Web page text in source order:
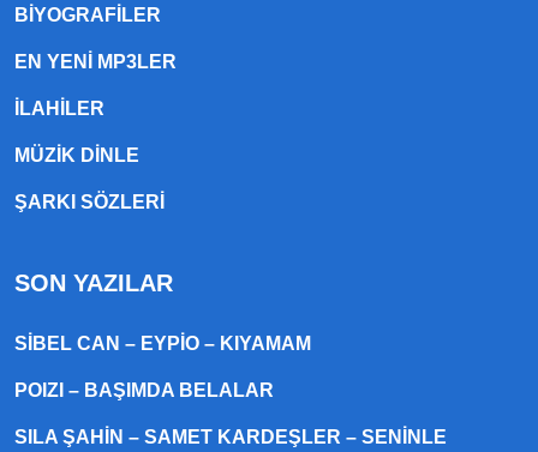
BIYOGRAFILER
EN YENI MP3LER
ILAHILER
MÜZIK DINLE
ŞARKI SÖZLERI
SON YAZILAR
SIBEL CAN – EYPIO – KIYAMAM
POIZI – BAŞIMDA BELALAR
SILA ŞAHIN – SAMET KARDEŞLER – SENINLE